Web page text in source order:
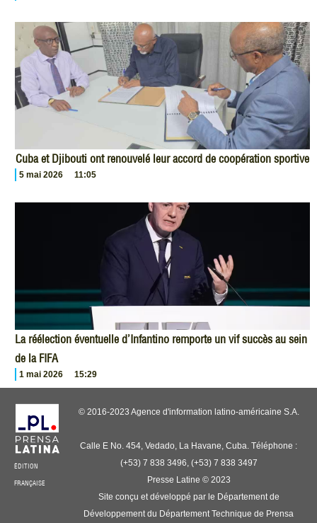
Cuba et Djibouti ont renouvelé leur accord de coopération sportive
5 mai 2026 11:05
La réélection éventuelle d’Infantino remporte un vif succès au sein
de la FIFA
1 mai 2026 15:29
ÉDITION
FRANÇAISE
© 2016-2023 Agence d'information latino-américaine S.A.
Calle E No. 454, Vedado, La Havane, Cuba. Téléphone :
(+53) 7 838 3496, (+53) 7 838 3497
Presse Latine © 2023
Site conçu et développé par le Département de
Développement du Département Technique de Prensa